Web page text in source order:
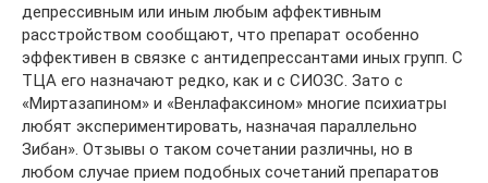
депрессивным или иным любым аффективным
расстройством сообщают, что препарат особенно
эффективен в связке с антидепрессантами иных групп. С
ТЦА его назначают редко, как и с СИОЗС. Зато с
«Миртазапином» и «Венлафаксином» многие психиатры
любят экспериментировать, назначая параллельно
Зибан». Отзывы о таком сочетании различны, но в
любом случае прием подобных сочетаний препаратов